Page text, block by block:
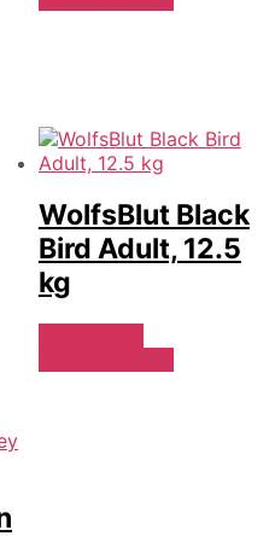
WolfsBlut Black
Bird Adult, 12.5
kg